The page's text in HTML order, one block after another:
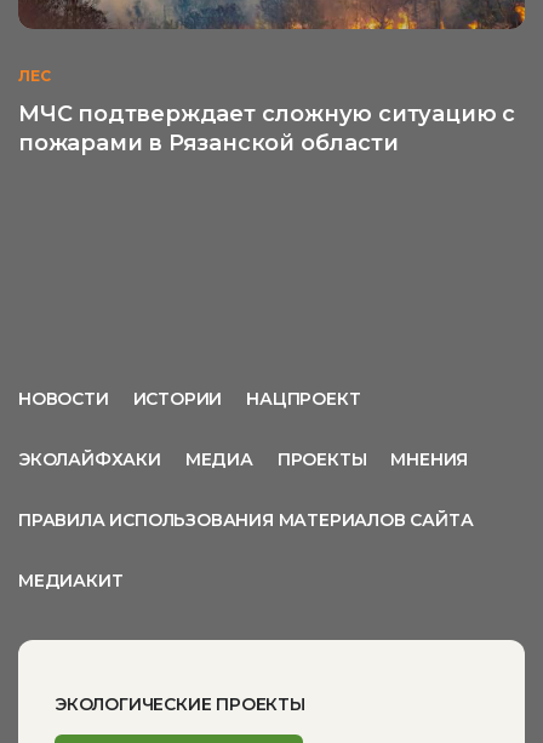
ЛЕС
МЧС подтверждает сложную ситуацию с
пожарами в Рязанской области
НОВОСТИ ИСТОРИИ НАЦПРОЕКТ
ЭКОЛАЙФХАКИ МЕДИА ПРОЕКТЫ МНЕНИЯ
ПРАВИЛА ИСПОЛЬЗОВАНИЯ МАТЕРИАЛОВ САЙТА
МЕДИАКИТ
ЭКОЛОГИЧЕСКИЕ ПРОЕКТЫ